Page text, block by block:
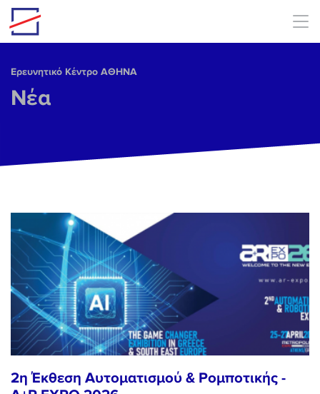
Skip to main content
Ερευνητικό Κέντρο ΑΘΗΝΑ
Νέα
2η Έκθεση Αυτοματισμού & Ρομποτικής -